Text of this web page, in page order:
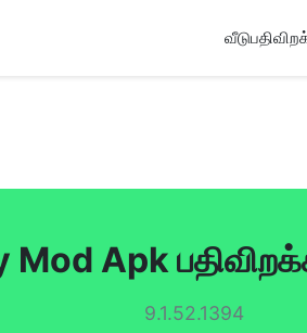
வீடு
Mod Apk
9.1.52.1394